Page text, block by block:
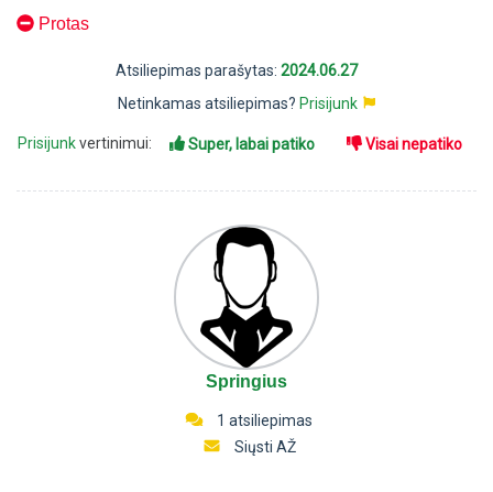
Protas
Atsiliepimas parašytas: 2024.06.27
Netinkamas atsiliepimas? Prisijunk
Prisijunkvertinimui: Super, labai patiko Visai nepatiko
Springius
1 atsiliepimas
Siųsti AŽ